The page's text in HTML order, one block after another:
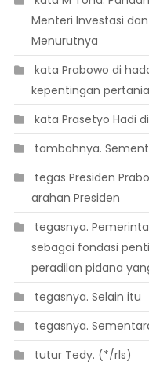
Menteri Investasi
Menurutnya
 kata Prabowo di
kepentingan
 kata Prasetyo Hadi
 tambahnya.
 tegas Presiden
arahan Presiden
 tegasnya.
sebagai fondasi
peradilan pidana
 tegasnya. Selain itu
 tegasnya.
 tutur Tedy. (*/rls)